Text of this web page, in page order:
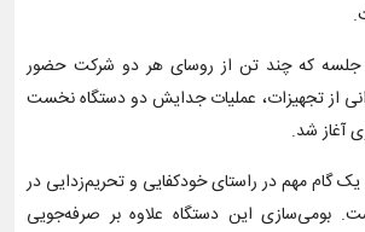
جلسه که چند تن از روسای هر دو شرکت حضور
از تجهیزات، عملیات جدایش دو دستگاه نخست
آغاز شد.
گام مهم در راستای خودکفایی و تحریم‌زدایی در
بومی‌سازی این دستگاه علاوه بر صرفه‌جویی